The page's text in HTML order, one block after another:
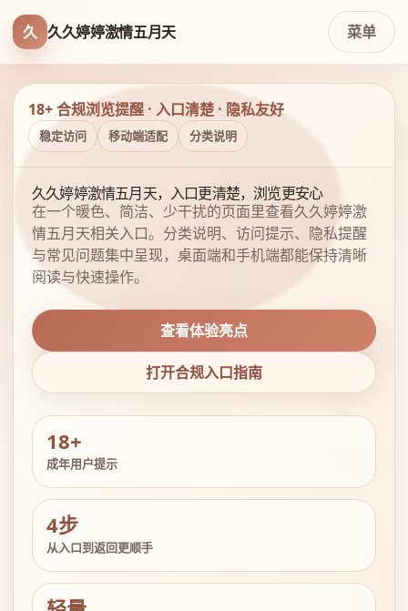
久 久久婷婷激情五月天 菜单
18+ 合规浏览提醒 · 入口清楚 · 隐私友好
稳定访问 移动端适配 分类说明
久久婷婷激情五月天，入口更清楚，浏览更安心
在一个暖色、简洁、少干扰的页面里查看久久婷婷激
情五月天相关入口。分类说明、访问提示、隐私提醒
与常见问题集中呈现，桌面端和手机端都能保持清晰
阅读与快速操作。
查看体验亮点
打开合规入口指南
18+
成年用户提示
4步
从入口到返回更顺手